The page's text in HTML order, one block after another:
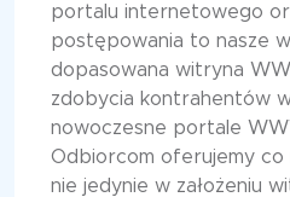
portalu internetowego
postępowania to nasze
dopasowana witryna
zdobycia kontrahentów
nowoczesne portale
Odbiorcom oferujemy co
nie jedynie w założeniu